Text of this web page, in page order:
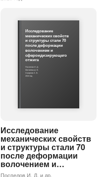
Исследование
механических свойств
и структуры стали 70
после деформации
волочением и
сфероидизирующего
отжига
Поспелов И. Д.
Матвеева Д. В.
Смирнов А. В.
2024 год
Исследование
механических свойств
и структуры стали 70
после деформации
волочением и…
Поспелов И. Д. и др.